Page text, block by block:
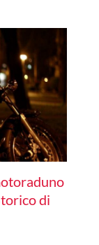
di